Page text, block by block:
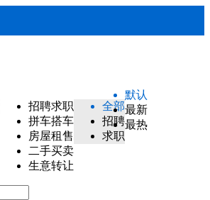
招聘求职
拼车搭车
房屋租售
二手买卖
生意转让
全部
招聘
求职
默认
最新
最热